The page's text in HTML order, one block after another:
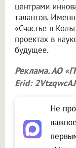
центрами
талантов.
«Счастье в
проектах в
будущее.
Реклама. АО
Erid:
Не